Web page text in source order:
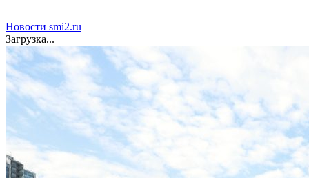
Новости smi2.ru
Загрузка...